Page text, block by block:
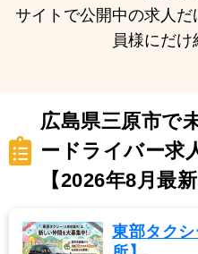
サイトで公開中の求人
員様にだけ
広島県三原市で
ードライバー求
【2026年8月最新
東部タク